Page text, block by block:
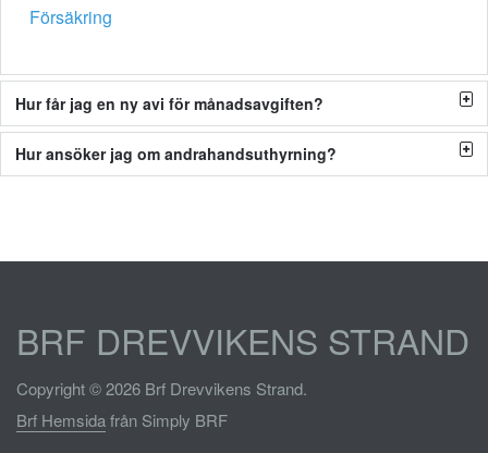
Försäkring
Hur får jag en ny avi för månadsavgiften?
Hur ansöker jag om andrahandsuthyrning?
BRF DREVVIKENS STRAND
Copyright © 2026 Brf Drevvikens Strand.
Brf Hemsidafrån Simply BRF